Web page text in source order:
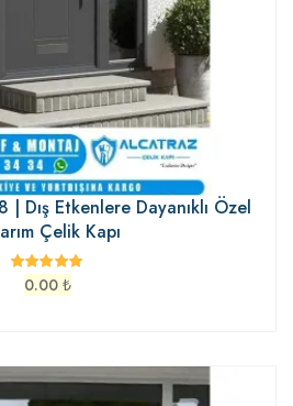
| Dış Etkenlere Dayanıklı Özel
Çelik Kapı
0.00 ₺